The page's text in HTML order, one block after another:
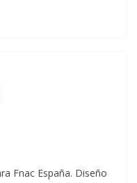
Fnac España. Diseño